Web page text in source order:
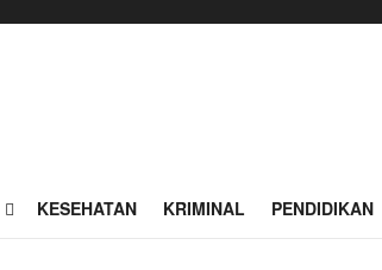
KESEHATAN KRIMINAL PENDIDIKAN